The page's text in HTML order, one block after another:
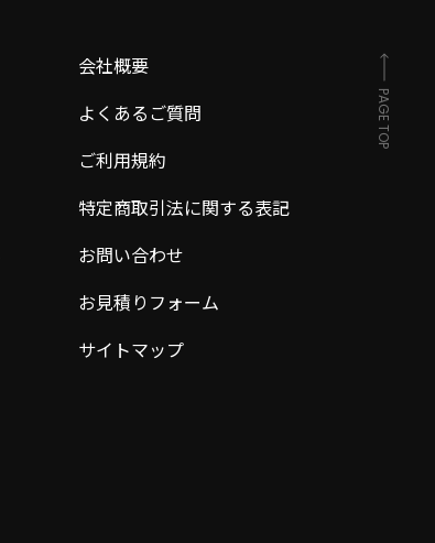
会社概要
よくあるご質問
ご利用規約
特定商取引法に関する表記
お問い合わせ
お見積りフォーム
サイトマップ
PAGE TOP